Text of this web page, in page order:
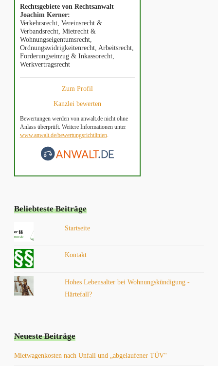
Rechtsgebiete von Rechtsanwalt
Joachim Kerner:
Verkehrsrecht, Vereinsrecht &
Verbandsrecht, Mietrecht &
Wohnungseigentumsrecht,
Ordnungswidrigkeitenrecht, Arbeitsrecht,
Forderungseinzug & Inkassorecht,
Werkvertragsrecht
Zum Profil
Kanzlei bewerten
Bewertungen werden von anwalt.de nicht ohne
Anlass überprüft. Weitere Informationen unter
www.anwalt.de/bewertungsrichtlinien.
Beliebteste Beiträge
Startseite
Kontakt
Hohes Lebensalter bei Wohnungskündigung -
Härtefall?
Neueste Beiträge
Mietwagenkosten nach Unfall und „abgelaufener TÜV“